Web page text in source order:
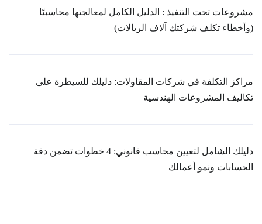
مشروعات تحت التنفيذ : الدليل الكامل لمعالجتها محاسبيًا
(وأخطاء تكلف شركتك آلاف الريالات)
مراكز التكلفة في شركات المقاولات: دليلك للسيطرة على
تكاليف المشروعات الهندسية
دليلك الشامل لتعيين محاسب قانوني: 4 خطوات تضمن دقة
الحسابات ونمو أعمالك